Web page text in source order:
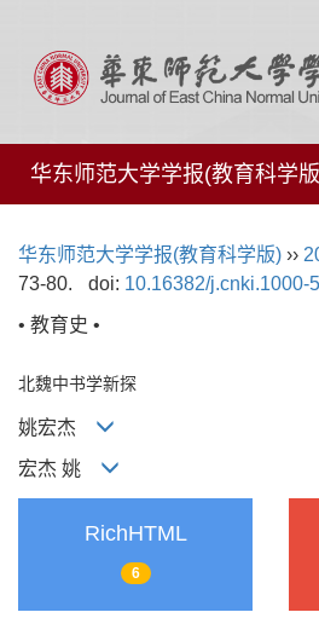
华东师范大学学报(教育科学
华东师范大学学报(教育科学版) ››
73-80.
doi: 10.16382/j.cnki.1000-
• 教育史 •
北魏中书学新探
姚宏杰
宏杰 姚
RichHTML
6